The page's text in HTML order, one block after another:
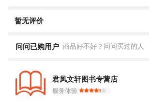
暂无评价
问问已购用户 商品好不好？问问买过的人
君凤文轩图书专营店
服务体验